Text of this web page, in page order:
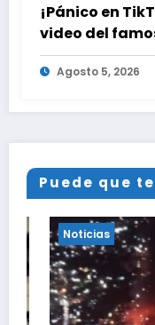
¡Pánico en
video del
Hilton que
ayuda médica
Agosto 5, 2026
Puede que
Noticias